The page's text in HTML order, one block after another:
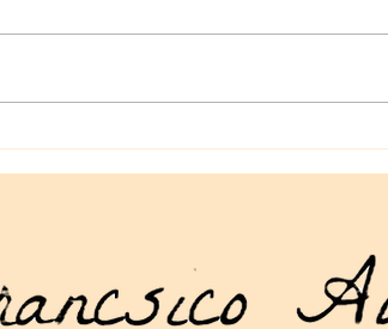
necesitas: artículos geek en